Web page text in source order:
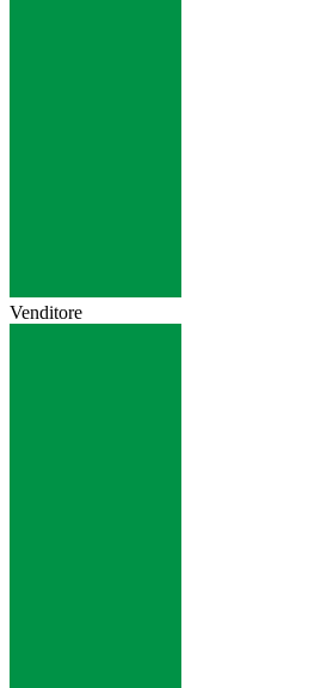
Venditore